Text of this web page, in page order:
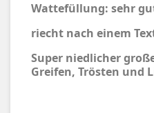
Wattefüllung: sehr
riecht nach einem
Super niedlicher
Greifen, Trösten und